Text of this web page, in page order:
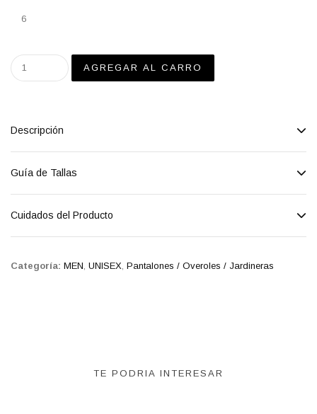
6
Descripción
Guía de Tallas
Cuidados del Producto
Categoría: MEN UNISEX Pantalones / Overoles / Jardineras
TE PODRIA INTERESAR